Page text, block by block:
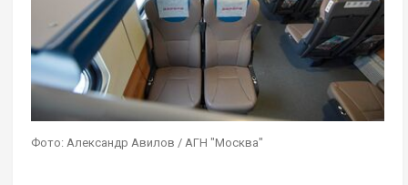
Фото: Александр Авилов / АГН "Москва"